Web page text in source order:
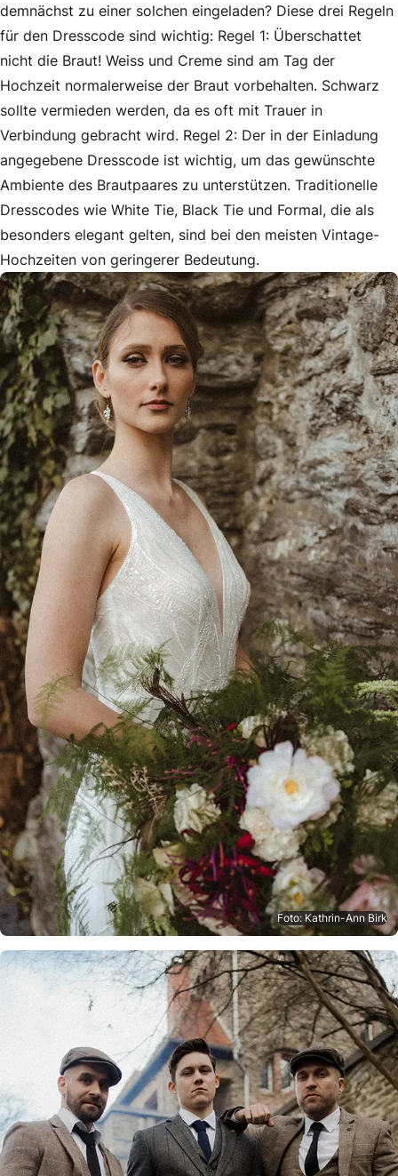
demnächst zu einer solchen eingeladen? Diese drei Regeln
für den Dresscode sind wichtig: Regel 1: Überschattet
nicht die Braut! Weiss und Creme sind am Tag der
Hochzeit normalerweise der Braut vorbehalten. Schwarz
sollte vermieden werden, da es oft mit Trauer in
Verbindung gebracht wird. Regel 2: Der in der Einladung
angegebene Dresscode ist wichtig, um das gewünschte
Ambiente des Brautpaares zu unterstützen. Traditionelle
Dresscodes wie White Tie, Black Tie und Formal, die als
besonders elegant gelten, sind bei den meisten Vintage-
Hochzeiten von geringerer Bedeutung.
Foto: Kathrin-Ann Birk